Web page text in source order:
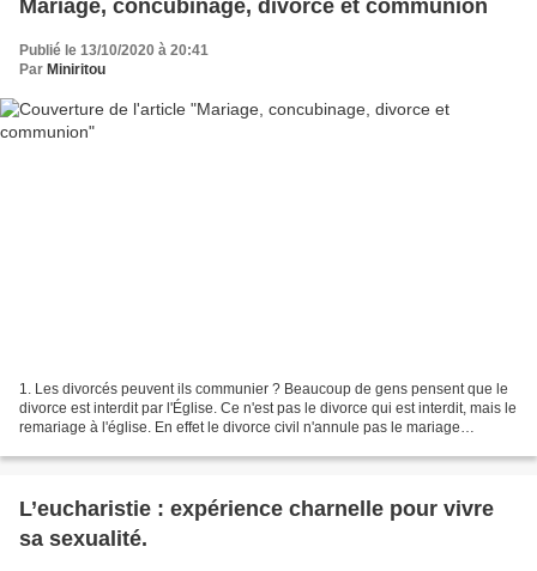
Mariage, concubinage, divorce et communion
Publié le 13/10/2020 à 20:41
Par Miniritou
1. Les divorcés peuvent ils communier ? Beaucoup de gens pensent que le
divorce est interdit par l'Église. Ce n'est pas le divorce qui est interdit, mais le
remariage à l'église. En effet le divorce civil n'annule pas le mariage
L’eucharistie : expérience charnelle pour vivre
sa sexualité.